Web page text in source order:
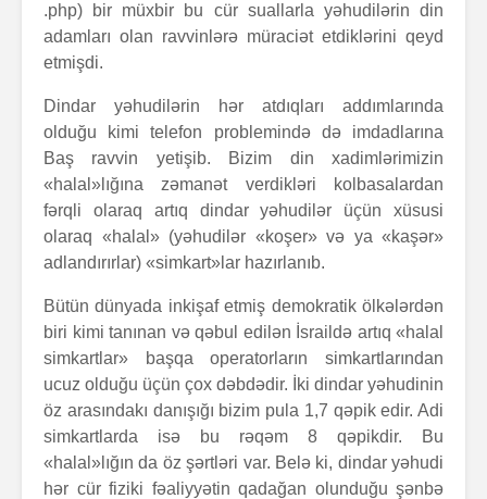
.php) bir müxbir bu cür suallarla yəhudilərin din
adamları olan ravvinlərə müraciət etdiklərini qeyd
etmişdi.
Dindar yəhudilərin hər atdıqları addımlarında
olduğu kimi telefon problemində də imdadlarına
Baş ravvin yetişib. Bizim din xadimlərimizin
«halal»lığına zəmanət verdikləri kolbasalardan
fərqli olaraq artıq dindar yəhudilər üçün xüsusi
olaraq «halal» (yəhudilər «koşer» və ya «kaşər»
adlandırırlar) «simkart»lar hazırlanıb.
Bütün dünyada inkişaf etmiş demokratik ölkələrdən
biri kimi tanınan və qəbul edilən İsraildə artıq «halal
simkartlar» başqa operatorların simkartlarından
ucuz olduğu üçün çox dəbdədir. İki dindar yəhudinin
öz arasındakı danışığı bizim pula 1,7 qəpik edir. Adi
simkartlarda isə bu rəqəm 8 qəpikdir. Bu
«halal»lığın da öz şərtləri var. Belə ki, dindar yəhudi
hər cür fiziki fəaliyyətin qadağan olunduğu şənbə